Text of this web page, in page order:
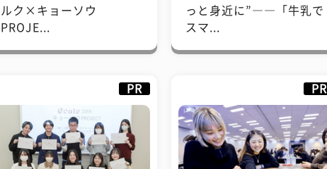
ルク×キョーソウ
PROJE...
っと身近に”――「牛乳で
スマ...
PR PR